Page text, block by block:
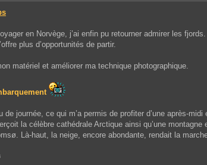
en Norvège, j’ai enfin pu retourner admirer les
plus d’opportunités de partir.
matériel et améliorer ma technique photographique.
journée, ce qui m’a permis de profiter d’une après-
la célèbre cathédrale Arctique ainsi qu’une
Là-haut, la neige, encore abondante, rendait la